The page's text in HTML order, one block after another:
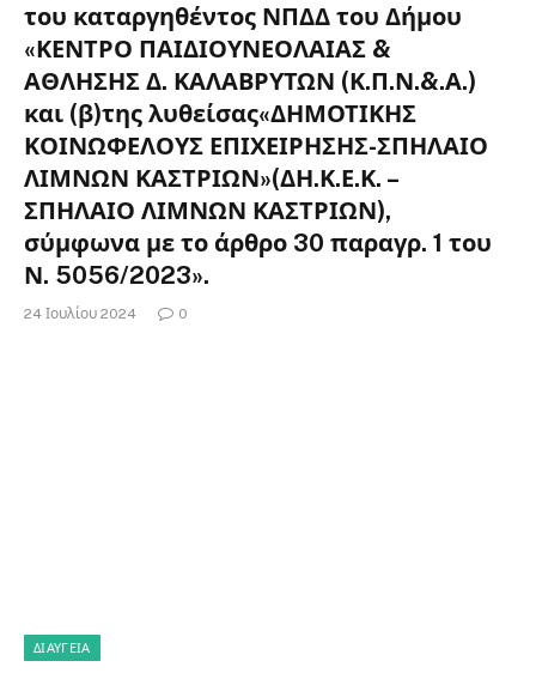
του καταργηθέντος ΝΠΔΔ του Δήμου
«ΚΕΝΤΡΟ ΠΑΙΔΙΟΥΝΕΟΛΑΙΑΣ &
ΑΘΛΗΣΗΣ Δ. ΚΑΛΑΒΡΥΤΩΝ (Κ.Π.Ν.&.Α.)
και (β)της λυθείσας«ΔΗΜΟΤΙΚΗΣ
ΚΟΙΝΩΦΕΛΟΥΣ ΕΠΙΧΕΙΡΗΣΗΣ-ΣΠΗΛΑΙΟ
ΛΙΜΝΩΝ ΚΑΣΤΡΙΩΝ»(ΔΗ.Κ.Ε.Κ. –
ΣΠΗΛΑΙΟ ΛΙΜΝΩΝ ΚΑΣΤΡΙΩΝ),
σύμφωνα με το άρθρο 30 παραγρ. 1 του
Ν. 5056/2023».
24 Ιουλίου 2024 0
ΔΙΑΎΓΕΙΑ